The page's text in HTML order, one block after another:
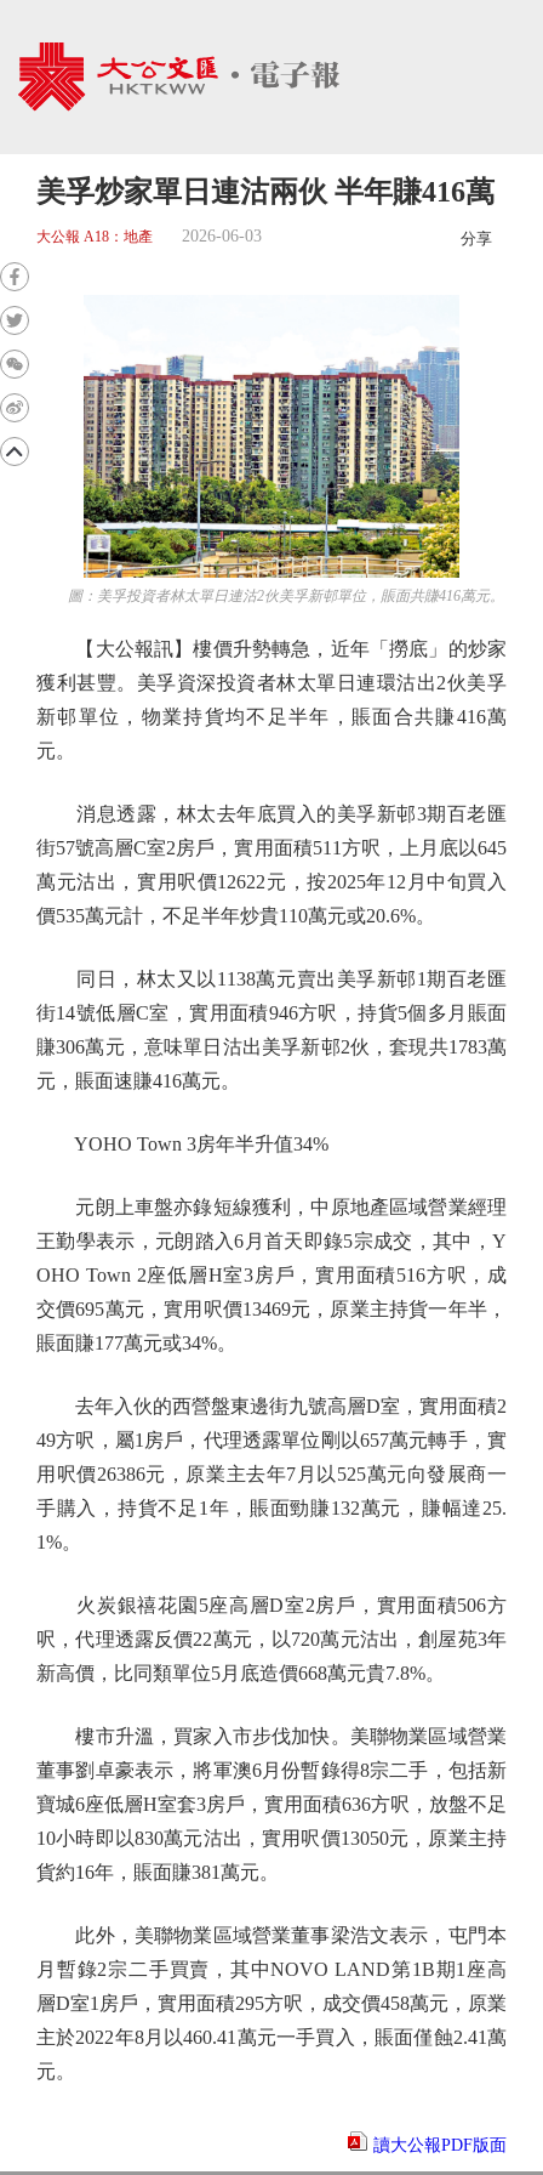
美孚炒家單日連沽兩伙 半年賺416萬
大公報 A18：地產 2026-06-03 分享
圖：美孚投資者林太單日連沽2伙美孚新邨單位，賬面共賺416萬元。
【大公報訊】樓價升勢轉急，近年「撈底」的炒家
獲利甚豐。美孚資深投資者林太單日連環沽出2伙美孚
新邨單位，物業持貨均不足半年，賬面合共賺416萬
元。
消息透露，林太去年底買入的美孚新邨3期百老匯
街57號高層C室2房戶，實用面積511方呎，上月底以645
萬元沽出，實用呎價12622元，按2025年12月中旬買入
價535萬元計，不足半年炒貴110萬元或20.6%。
同日，林太又以1138萬元賣出美孚新邨1期百老匯
街14號低層C室，實用面積946方呎，持貨5個多月賬面
賺306萬元，意味單日沽出美孚新邨2伙，套現共1783萬
元，賬面速賺416萬元。
YOHO Town 3房年半升值34%
元朗上車盤亦錄短線獲利，中原地產區域營業經理
王勤學表示，元朗踏入6月首天即錄5宗成交，其中，Y
OHO Town 2座低層H室3房戶，實用面積516方呎，成
交價695萬元，實用呎價13469元，原業主持貨一年半，
賬面賺177萬元或34%。
去年入伙的西營盤東邊街九號高層D室，實用面積2
49方呎，屬1房戶，代理透露單位剛以657萬元轉手，實
用呎價26386元，原業主去年7月以525萬元向發展商一
手購入，持貨不足1年，賬面勁賺132萬元，賺幅達25.
1%。
火炭銀禧花園5座高層D室2房戶，實用面積506方
呎，代理透露反價22萬元，以720萬元沽出，創屋苑3年
新高價，比同類單位5月底造價668萬元貴7.8%。
樓市升溫，買家入市步伐加快。美聯物業區域營業
董事劉卓豪表示，將軍澳6月份暫錄得8宗二手，包括新
寶城6座低層H室套3房戶，實用面積636方呎，放盤不足
10小時即以830萬元沽出，實用呎價13050元，原業主持
貨約16年，賬面賺381萬元。
此外，美聯物業區域營業董事梁浩文表示，屯門本
月暫錄2宗二手買賣，其中NOVO LAND第1B期1座高
層D室1房戶，實用面積295方呎，成交價458萬元，原業
主於2022年8月以460.41萬元一手買入，賬面僅蝕2.41萬
元。
讀大公報PDF版面